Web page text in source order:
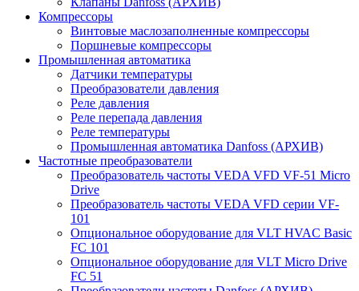
Компрессоры
Винтовые маслозаполненные компрессоры
Поршневые компрессоры
Промышленная автоматика
Датчики температуры
Преобразователи давления
Реле давления
Реле перепада давления
Реле температуры
Промышленная автоматика Danfoss (АРХИВ)
Частотные преобразователи
Преобразователь частоты VEDA VFD VF-51 Micro
Drive
Преобразователь частоты VEDA VFD серии VF-
101
Опциональное оборудование для VLT HVAC Basic
FC 101
Опциональное оборудование для VLT Micro Drive
FC 51